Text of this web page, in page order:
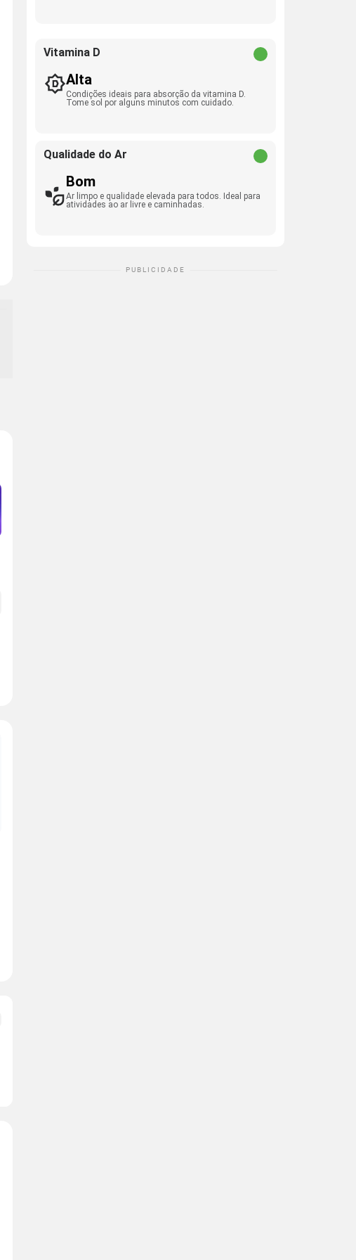
Vitamina D
Alta
Condições ideais para absorção da vitamina D.
Tome sol por alguns minutos com cuidado.
Qualidade do Ar
Bom
Ar limpo e qualidade elevada para todos. Ideal para
atividades ao ar livre e caminhadas.